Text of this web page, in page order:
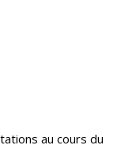
au cours du